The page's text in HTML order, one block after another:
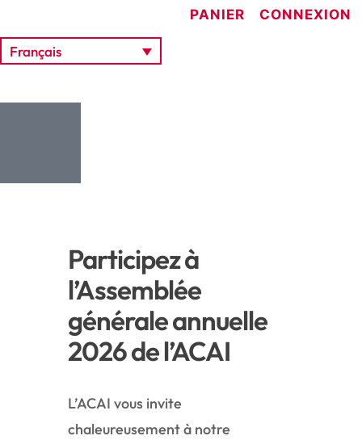
PANIER CONNEXION
Français
Participez à
l’Assemblée
générale annuelle
2026 de l’ACAI
L’ACAI vous invite
chaleureusement à notre